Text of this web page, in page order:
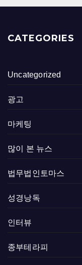
CATEGORIES
Uncategorized
광고
마케팅
많이 본 뉴스
법무법인토마스
성경낭독
인터뷰
종부테라피